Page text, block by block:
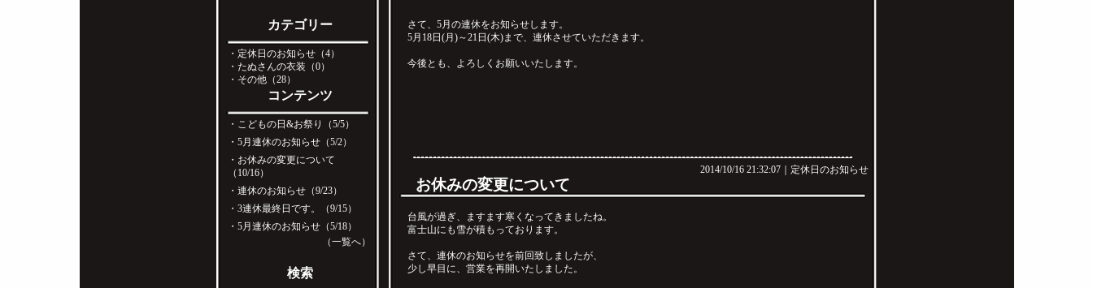
カテゴリー
・定休日のお知らせ（4）
・たぬさんの衣装（0）
・その他（28）
コンテンツ
・ こどもの日&お祭り（5/5）
・5月連休のお知らせ（5/2）
・ お休みの変更について
（10/16）
・連休のお知らせ（9/23）
・3連休最終日です。（9/15）
・5月連休のお知らせ（5/18）
（一覧へ）
検索
さて、5月の連休をお知らせします。
5月18日(月)～21日(木)まで、連休させていただきます。
今後とも、よろしくお願いいたします。
2014/10/16 21:32:07｜ 定休日のお知らせ
お休みの変更について
台風が過ぎ、ますます寒くなってきましたね。
富士山にも雪が積もっております。
さて、連休のお知らせを前回致しましたが、
少し早目に、営業を再開いたしました。